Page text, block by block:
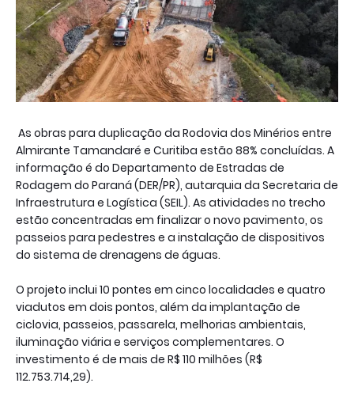
As obras para duplicação da Rodovia dos Minérios entre
Almirante Tamandaré e Curitiba estão 88% concluídas. A
informação é do Departamento de Estradas de
Rodagem do Paraná (DER/PR), autarquia da Secretaria de
Infraestrutura e Logística (SEIL). As atividades no trecho
estão concentradas em finalizar o novo pavimento, os
passeios para pedestres e a instalação de dispositivos
do sistema de drenagens de águas.
O projeto inclui 10 pontes em cinco localidades e quatro
viadutos em dois pontos, além da implantação de
ciclovia, passeios, passarela, melhorias ambientais,
iluminação viária e serviços complementares. O
investimento é de mais de R$ 110 milhões (R$
112.753.714,29).